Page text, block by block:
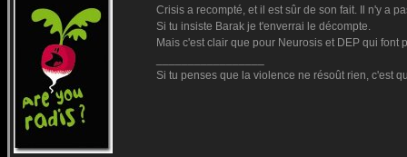
Crisis a recompté, et il est sûr de son fait. Il n'y a
Si tu insiste Barak je t'enverrai le décompte.
Mais c'est clair que pour Neurosis et DEP qui font
Si tu penses que la violence ne résoût rien, c'est